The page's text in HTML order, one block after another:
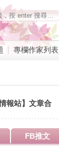
專欄作家列表
報站】文章合
FB推文